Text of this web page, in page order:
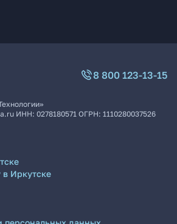
8 800 123-13-15
ИНН: 0278180571 ОГРН: 1110280037526
в Иркутске